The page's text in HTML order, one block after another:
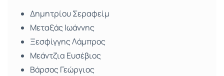
Δημητρίου Σεραφείμ
Μεταξάς Ιωάννης
Ξεσφίγγης Λάμπρος
Μεάντζια Ευσέβιος
Βάρσος Γεώργιος